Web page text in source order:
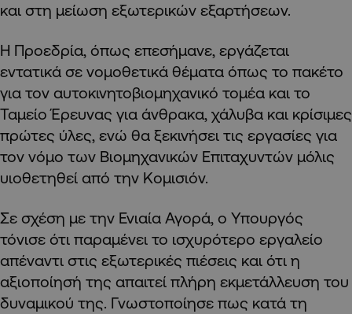
και στη μείωση εξωτερικών εξαρτήσεων.
Η Προεδρία, όπως επεσήμανε, εργάζεται
εντατικά σε νομοθετικά θέματα όπως το πακέτο
για τον αυτοκινητοβιομηχανικό τομέα και το
Ταμείο Έρευνας για άνθρακα, χάλυβα και κρίσιμες
πρώτες ύλες, ενώ θα ξεκινήσει τις εργασίες για
τον νόμο των Βιομηχανικών Επιταχυντών μόλις
υιοθετηθεί από την Κομισιόν.
Σε σχέση με την Ενιαία Αγορά, ο Υπουργός
τόνισε ότι παραμένει το ισχυρότερο εργαλείο
απέναντι στις εξωτερικές πιέσεις και ότι η
αξιοποίησή της απαιτεί πλήρη εκμετάλλευση του
δυναμικού της. Γνωστοποίησε πως κατά τη